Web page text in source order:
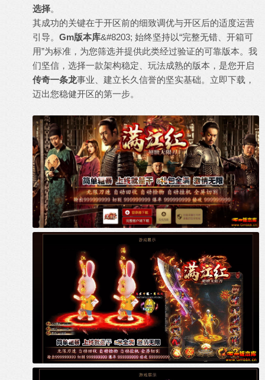
选择。
其成功的关键在于开区前的细致调优与开区后的适度运营
引导。 Gm版本库&#8203; 始终坚持以“完整无错、开箱可
用”为标准，为您筛选并提供此类经过验证的可靠版本。我
们坚信，选择一款架构稳定、玩法成熟的版本，是您开启
传奇一条龙事业、建立长久信誉的坚实基础。立即下载，
迈出您稳健开区的第一步。